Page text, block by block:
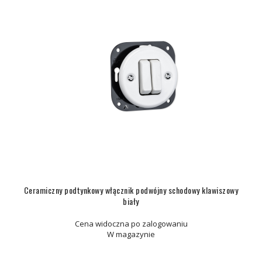
Ceramiczny podtynkowy włącznik podwójny schodowy klawiszowy
biały
Cena widoczna po zalogowaniu
W magazynie